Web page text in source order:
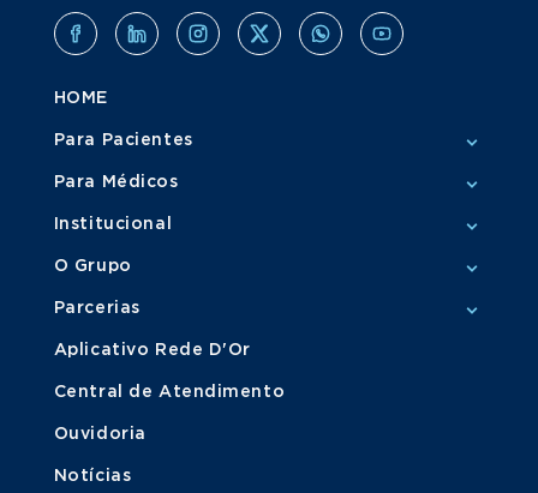
HOME
Para Pacientes
Para Médicos
Institucional
O Grupo
Parcerias
Aplicativo Rede D'Or
Central de Atendimento
Ouvidoria
Notícias